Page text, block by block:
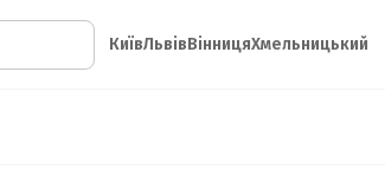
КиївЛьвівВінницяХмельницький